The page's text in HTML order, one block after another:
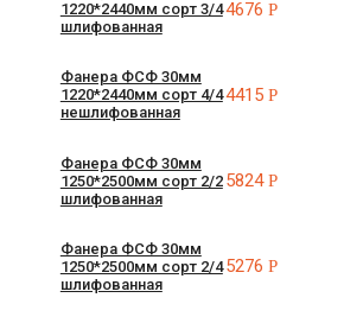
1220*2440мм сорт 3/4
шлифованная
4676Р
Фанера ФСФ 30мм
1220*2440мм сорт 4/4
нешлифованная
4415Р
Фанера ФСФ 30мм
1250*2500мм сорт 2/2
шлифованная
5824Р
Фанера ФСФ 30мм
1250*2500мм сорт 2/4
шлифованная
5276Р